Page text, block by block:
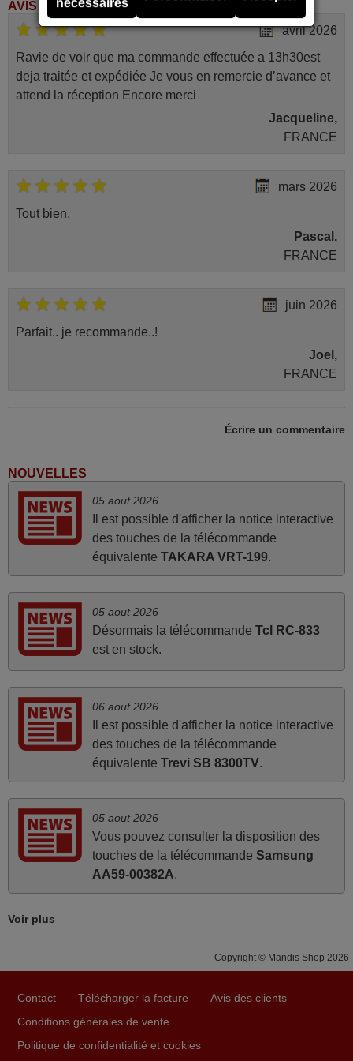
AVIS DES CLIENTS
avril 2026
Ravie de voir que ma commande effectuée a 13h30est
deja traitée et expédiée Je vous en remercie d’avance et
attend la réception Encore merci
Jacqueline,
FRANCE
mars 2026
Tout bien.
Pascal,
FRANCE
juin 2026
Parfait.. je recommande..!
Joel,
FRANCE
mars 2026
d'origine ne fonctionnait plus (probablement le LED à
changer), et que certains boutons sur le Combiné Radio-
K7-DVD étaient inopérants. Voilà de quoi donner une
FRANCE
La telecommande fonctionne tres bien, et service rapide
super.
Frank,
FRANCE
vidéo projecteur Wimius P20. Un avis provisoire avait été
reçu la télécommande au cours du 3ème jour ouvré,
promesse. Le document permet de connaître facilement
Écrire un commentaire
NOUVELLES
05 aout 2026
Il est possible d'afficher la notice interactive
des touches de la télécommande
équivalente TAKARA VRT-199.
05 aout 2026
Désormais la télécommande Tcl RC-833
est en stock.
06 aout 2026
Il est possible d'afficher la notice interactive
des touches de la télécommande
équivalente Trevi SB 8300TV.
05 aout 2026
Vous pouvez consulter la disposition des
touches de la télécommande Samsung
AA59-00382A.
Voir plus
Copyright © Mandis Shop 2026
Contact Télécharger la facture
Avis des clients
Conditions générales de vente
Politique de confidentialité et cookies
nécessaires